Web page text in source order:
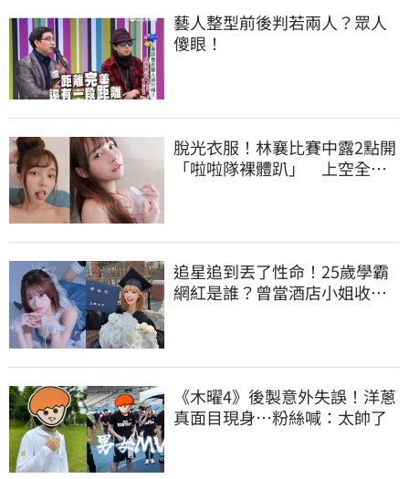
藝人整型前後判若兩人？眾人
傻眼！
脫光衣服！林襄比賽中露2點開
「啦啦隊裸體趴」 上空全裸
追星追到丟了性命！25歲學霸
網紅是誰？曾當酒店小姐收入
《木曜4》後製意外失誤！洋蔥
真面目現身…粉絲喊：太帥了